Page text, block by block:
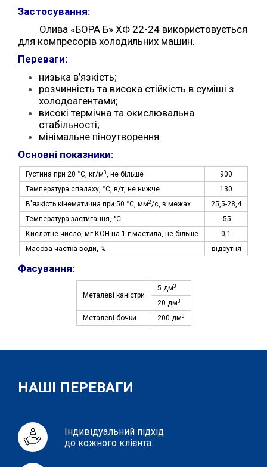
Застосування:
Олива «БОРА Б» ХФ 22-24 використовується
для компресорів холодильних машин.
Переваги:
низька в’язкість;
розчинність та висока стійкість в суміші з
холодоагентами;
високі термічна та окислювальна
стабільності;
мінімальне піноутворення.
Основні показники:
Густина при 20 °С, кг/м3, не більше
900
Температура спалаху, °С, в/т, не нижче
130
В'язкість кінематична при 50 °С, мм2/с, в межах
25,5-28,4
Температура застигання, °С
-55
Кислотне число, мг КОН на 1 г мастила, не більше
0,1
Масова частка води, %
відсутня
Фасування:
Металеві каністри
5 дм3
20 дм3
Металеві бочки 200 дм3
НАШІ ПЕРЕВАГИ
Індивідуальний підхід
до кожного клієнта.